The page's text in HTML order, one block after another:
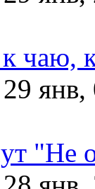
чаю,
29 янв,
"Не